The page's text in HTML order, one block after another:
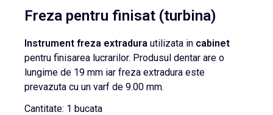
Freza pentru finisat (turbina)
Instrument freza extradura utilizata in cabinet
pentru finisarea lucrarilor. Produsul dentar are o
lungime de 19 mm iar freza extradura este
prevazuta cu un varf de 9.00 mm.
Cantitate: 1 bucata